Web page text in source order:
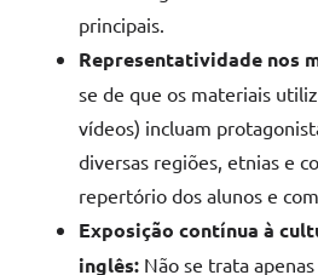
principais.
Representatividade nos
se de que os materiais
vídeos) incluam
diversas regiões, etnias e
repertório dos alunos e
Exposição contínua à
inglês: Não se trata